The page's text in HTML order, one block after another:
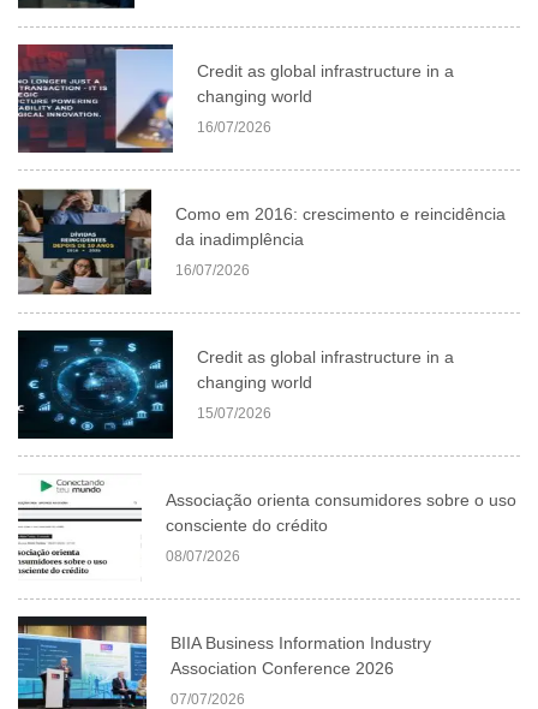
Credit as global infrastructure in a
changing world
16/07/2026
Como em 2016: crescimento e reincidência
da inadimplência
16/07/2026
Credit as global infrastructure in a
changing world
15/07/2026
Associação orienta consumidores sobre o uso
consciente do crédito
08/07/2026
BIIA Business Information Industry
Association Conference 2026
07/07/2026